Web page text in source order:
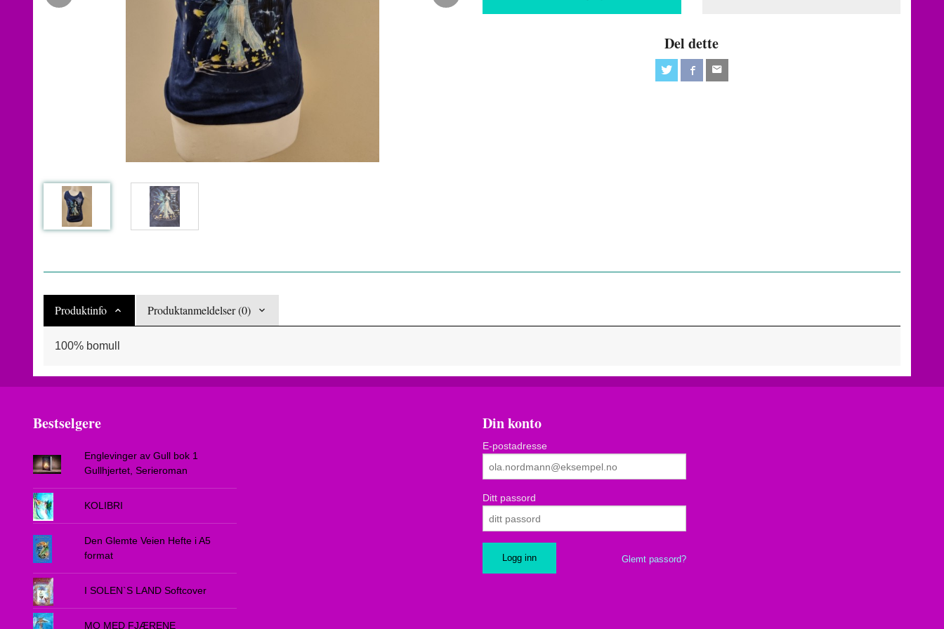
Del dette
Produktinfo Produktanmeldelser (0)
100% bomull
Bestselgere
Englevinger av Gull bok 1
Gullhjertet, Serieroman
KOLIBRI
Den Glemte Veien Hefte i A5
format
I SOLEN`S LAND Softcover
MO MED FJÆRENE
Din konto
E-postadresse
Ditt passord
Glemt passord?